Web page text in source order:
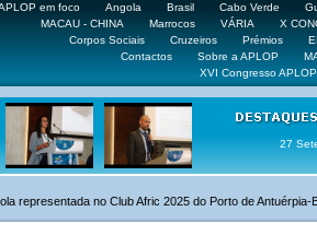
em foco Angola Brasil Cabo Verde
MACAU - CHINA
Marrocos VÁRIA
X
Corpos Sociais
Cruzeiros Prémios
Contactos
Sobre a APLOP
XVI Congresso APLOP
16 DE
representada no Club Afric 2025 do Porto de Antuérpia-